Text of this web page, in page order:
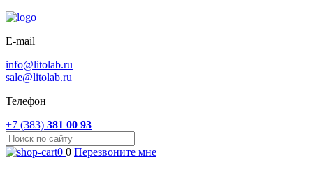
E-mail
info@litolab.ru
sale@litolab.ru
Телефон
+7 (383) 381 00 93
0 0 Перезвоните мне